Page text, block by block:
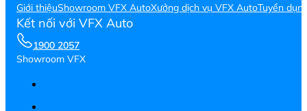
Giới thiệuShowroom VFX AutoXưởng dịch vụ VFX AutoTuyển
Kết nối với VFX Auto
1900 2057
Showroom VFX